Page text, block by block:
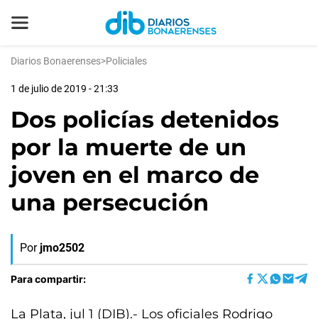
Diarios Bonaerenses>Policiales
1 de julio de 2019 - 21:33
Dos policías detenidos
por la muerte de un
joven en el marco de
una persecución
Por jmo2502
Para compartir:
La Plata, jul 1 (DIB).- Los oficiales Rodrigo